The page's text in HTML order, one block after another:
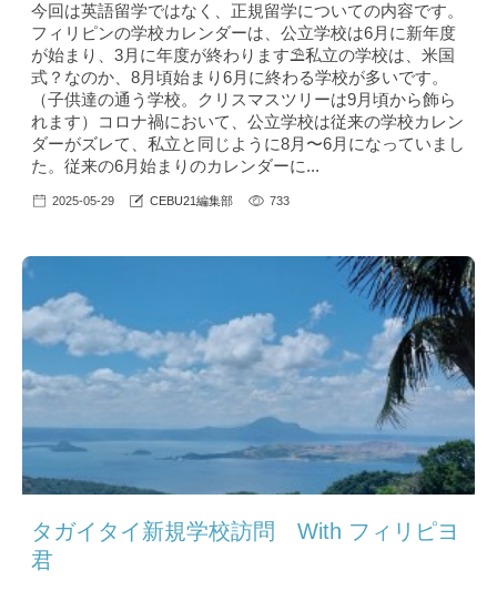
今回は英語留学ではなく、正規留学についての内容です。
フィリピンの学校カレンダーは、公立学校は6月に新年度
が始まり、3月に年度が終わります⛱私立の学校は、米国
式？なのか、8月頃始まり6月に終わる学校が多いです。
（子供達の通う学校。クリスマスツリーは9月頃から飾ら
れます）コロナ禍において、公立学校は従来の学校カレン
ダーがズレて、私立と同じように8月〜6月になっていまし
た。従来の6月始まりのカレンダーに...
2025-05-29 CEBU21編集部 733
タガイタイ新規学校訪問 With フィリピヨ
君